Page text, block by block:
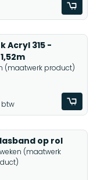
Acryl 315 -
(maatwerk product)
btw
lasband op rol
(maatwerk